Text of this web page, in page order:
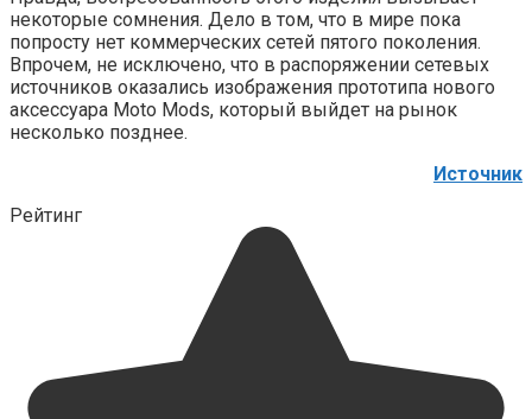
некоторые сомнения. Дело в том, что в мире пока
попросту нет коммерческих сетей пятого поколения.
Впрочем, не исключено, что в распоряжении сетевых
источников оказались изображения прототипа нового
аксессуара Moto Mods, который выйдет на рынок
несколько позднее.
Источник
Рейтинг